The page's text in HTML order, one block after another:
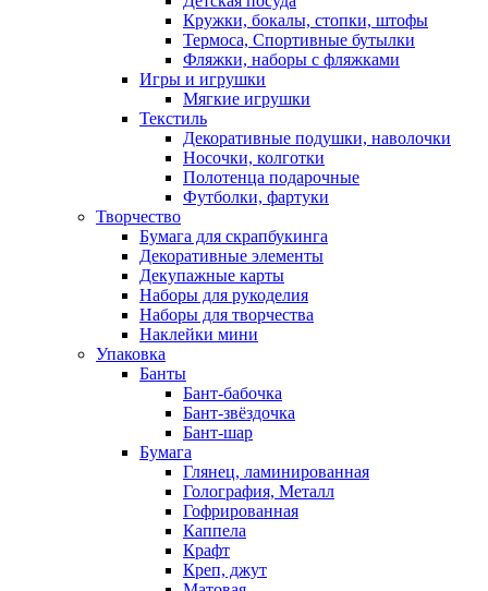
Кружки, бокалы, стопки, штофы
Термоса, Спортивные бутылки
Фляжки, наборы с фляжками
Игры и игрушки
Мягкие игрушки
Текстиль
Декоративные подушки, наволочки
Носочки, колготки
Полотенца подарочные
Футболки, фартуки
Творчество
Бумага для скрапбукинга
Декоративные элементы
Декупажные карты
Наборы для рукоделия
Наборы для творчества
Наклейки мини
Упаковка
Банты
Бант-бабочка
Бант-звёздочка
Бант-шар
Бумага
Глянец, ламинированная
Голография, Металл
Гофрированная
Каппела
Крафт
Креп, джут